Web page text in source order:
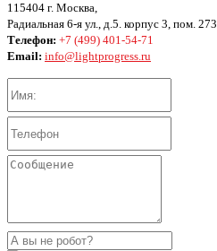
115404 г. Москва,
Радиальная 6-я ул., д.5. корпус 3, пом. 273
Телефон: +7 (499) 401-54-71
Email: info@lightprogress.ru